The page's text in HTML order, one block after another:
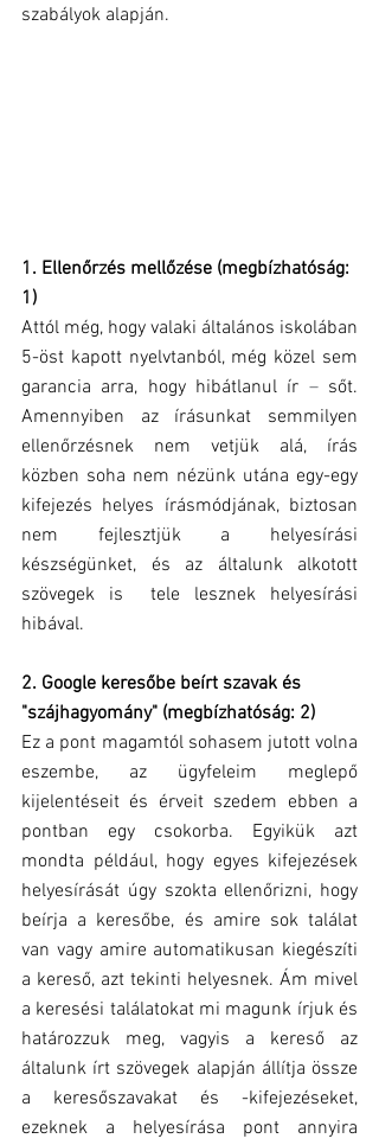
szabályok alapján.
1. Ellenőrzés mellőzése (megbízhatóság:
1)
Attól még, hogy valaki általános iskolában
5-öst kapott nyelvtanból, még közel sem
garancia arra, hogy hibátlanul ír – sőt.
Amennyiben az írásunkat semmilyen
ellenőrzésnek nem vetjük alá, írás
közben soha nem nézünk utána egy-egy
kifejezés helyes írásmódjának, biztosan
nem fejlesztjük a helyesírási
készségünket, és az általunk alkotott
szövegek is  tele lesznek helyesírási
hibával.
2. Google keresőbe beírt szavak és
"szájhagyomány" (megbízhatóság: 2)
Ez a pont magamtól sohasem jutott volna
eszembe, az ügyfeleim meglepő
kijelentéseit és érveit szedem ebben a
pontban egy csokorba. Egyikük azt
mondta például, hogy egyes kifejezések
helyesírását úgy szokta ellenőrizni, hogy
beírja a keresőbe, és amire sok találat
van vagy amire automatikusan kiegészíti
a kereső, azt tekinti helyesnek. Ám mivel
a keresési találatokat mi magunk írjuk és
határozzuk meg, vagyis a kereső az
általunk írt szövegek alapján állítja össze
a keresőszavakat és -kifejezéseket,
ezeknek a helyesírása pont annyira